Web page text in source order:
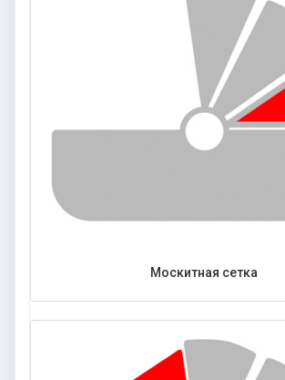
Москитная сетка